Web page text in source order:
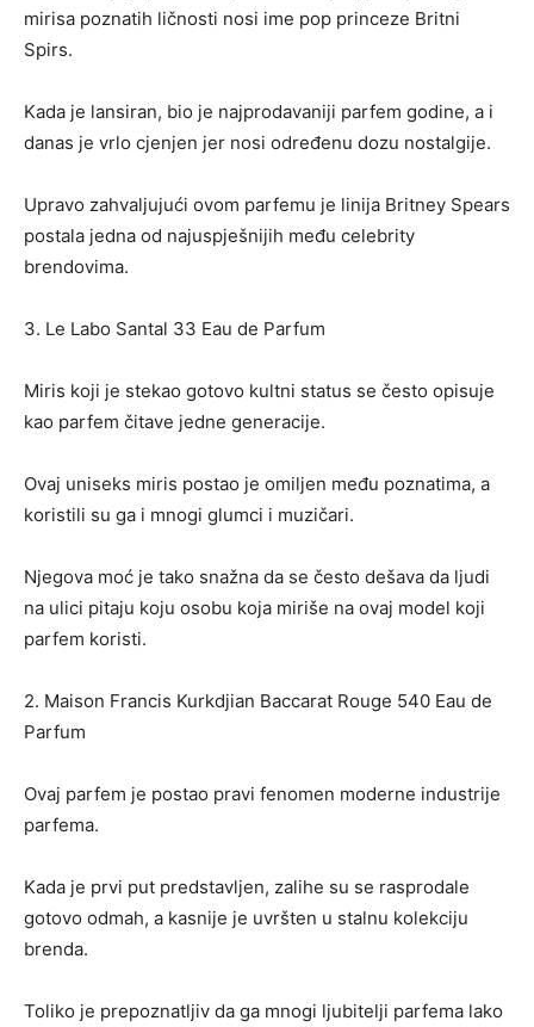
mirisa poznatih ličnosti nosi ime pop princeze Britni
Spirs.
Kada je lansiran, bio je najprodavaniji parfem godine, a i
danas je vrlo cjenjen jer nosi određenu dozu nostalgije.
Upravo zahvaljujući ovom parfemu je linija Britney Spears
postala jedna od najuspješnijih među celebrity
brendovima.
3. Le Labo Santal 33 Eau de Parfum
Miris koji je stekao gotovo kultni status se često opisuje
kao parfem čitave jedne generacije.
Ovaj uniseks miris postao je omiljen među poznatima, a
koristili su ga i mnogi glumci i muzičari.
Njegova moć je tako snažna da se često dešava da ljudi
na ulici pitaju koju osobu koja miriše na ovaj model koji
parfem koristi.
2. Maison Francis Kurkdjian Baccarat Rouge 540 Eau de
Parfum
Ovaj parfem je postao pravi fenomen moderne industrije
parfema.
Kada je prvi put predstavljen, zalihe su se rasprodale
gotovo odmah, a kasnije je uvršten u stalnu kolekciju
brenda.
Toliko je prepoznatljiv da ga mnogi ljubitelji parfema lako